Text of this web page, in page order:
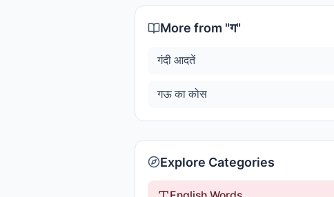
More from "ग"
गंदी आदतें
गऊ का कोस
Explore Categories